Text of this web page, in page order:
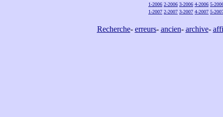
1-2006 2-2006 3-2006 4-2006 5-
1-2007 2-2007 3-2007 4-2007 5-
Recherche- erreurs- ancien- archive-